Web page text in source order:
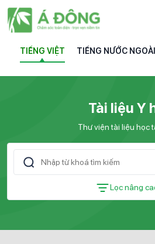
TIẾNG VIỆT TIẾNG NƯỚC NGOÀI
Tài liệu Y
Thư viện tài liệu học
Lọc nâng